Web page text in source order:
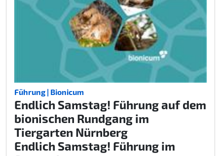
Führung | Bionicum
Endlich Samstag! Führung auf dem
bionischen Rundgang im
Tiergarten Nürnberg
Endlich Samstag! Führung im